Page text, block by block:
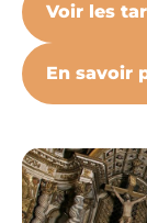
Voir les
En savoir